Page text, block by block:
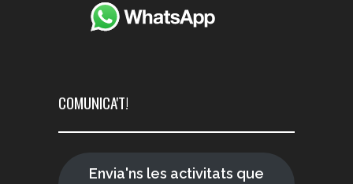
COMUNICA'T!
Envia'ns les activitats que